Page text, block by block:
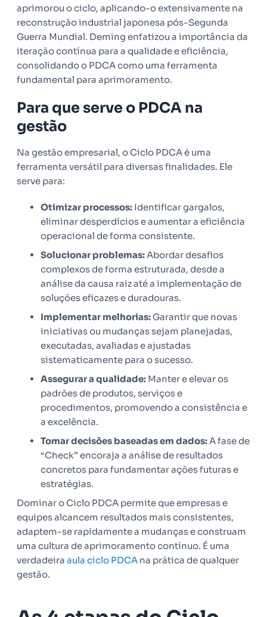
aprimorou o ciclo, aplicando-o extensivamente na
reconstrução industrial japonesa pós-Segunda
Guerra Mundial. Deming enfatizou a importância da
iteração contínua para a qualidade e eficiência,
consolidando o PDCA como uma ferramenta
fundamental para aprimoramento.
Para que serve o PDCA na
gestão
Na gestão empresarial, o Ciclo PDCA é uma
ferramenta versátil para diversas finalidades. Ele
serve para:
Otimizar processos: Identificar gargalos,
eliminar desperdícios e aumentar a eficiência
operacional de forma consistente.
Solucionar problemas:Abordar desafios
complexos de forma estruturada, desde a
análise da causa raiz até a implementação de
soluções eficazes e duradouras.
Implementar melhorias:Garantir que novas
iniciativas ou mudanças sejam planejadas,
executadas, avaliadas e ajustadas
sistematicamente para o sucesso.
Assegurar a qualidade: Manter e elevar os
padrões de produtos, serviços e
procedimentos, promovendo a consistência e
a excelência.
Tomar decisões baseadas em dados:A fase de
“Check” encoraja a análise de resultados
concretos para fundamentar ações futuras e
estratégias.
Dominar o Ciclo PDCA permite que empresas e
equipes alcancem resultados mais consistentes,
adaptem-se rapidamente a mudanças e construam
uma cultura de aprimoramento contínuo. É uma
verdadeira aula ciclo PDCA na prática de qualquer
gestão.